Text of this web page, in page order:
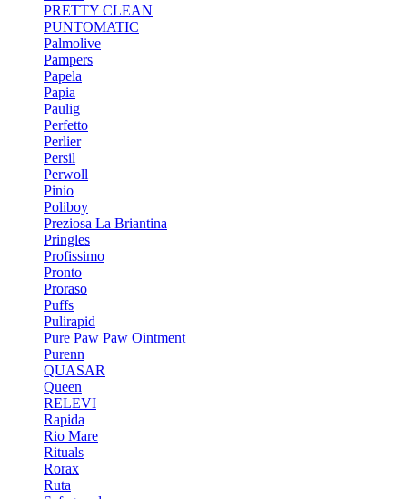
PRETTY CLEAN
PUNTOMATIC
Palmolive
Pampers
Papela
Papia
Paulig
Perfetto
Perlier
Persil
Perwoll
Pinio
Poliboy
Preziosa La Briantina
Pringles
Profissimo
Pronto
Proraso
Puffs
Pulirapid
Pure Paw Paw Ointment
Purenn
QUASAR
Queen
RELEVI
Rapida
Rio Mare
Rituals
Rorax
Ruta